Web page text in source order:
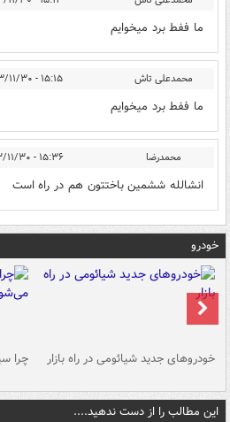
ما ففط برد میخوایم
محمدعلی تاش ۱۵:۱۵ - ۱۳۹۳/۱۱/۳۰
ما ففط برد میخوایم
محمدرضا ۱۵:۳۶ - ۱۳۹۳/۱۱/۳۰
انشالله ششمین باختتون هم در راه است
خودرو
خودروهای جدید شیائومی در راه بازار چرا
این مطالب را از دست ندهید....